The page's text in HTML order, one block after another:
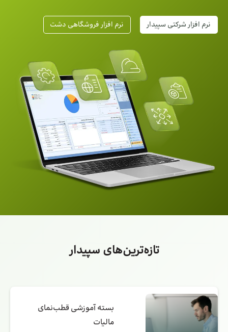
نرم افزار شرکتی سپیدار نرم افزار فروشگاهی دشت
تازه‌ترین‌های سپیدار
بسته آموزشی قطب‌نمای
مالیات